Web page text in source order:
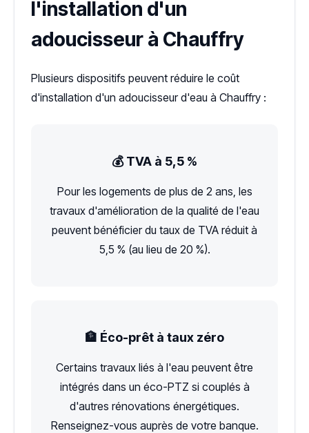
l'installation d'un
adoucisseur à Chauffry
Plusieurs dispositifs peuvent réduire le coût
d'installation d'un adoucisseur d'eau à Chauffry :
💰 TVA à 5,5 %
Pour les logements de plus de 2 ans, les
travaux d'amélioration de la qualité de l'eau
peuvent bénéficier du taux de TVA réduit à
5,5 % (au lieu de 20 %).
🏦 Éco-prêt à taux zéro
Certains travaux liés à l'eau peuvent être
intégrés dans un éco-PTZ si couplés à
d'autres rénovations énergétiques.
Renseignez-vous auprès de votre banque.